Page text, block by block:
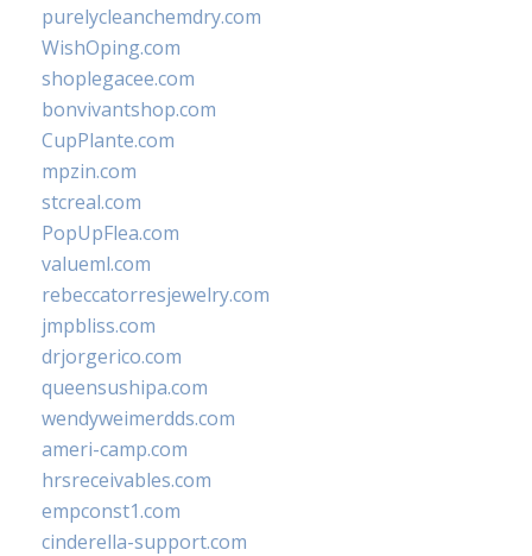
purelycleanchemdry.com
WishOping.com
shoplegacee.com
bonvivantshop.com
CupPlante.com
mpzin.com
stcreal.com
PopUpFlea.com
valueml.com
rebeccatorresjewelry.com
jmpbliss.com
drjorgerico.com
queensushipa.com
wendyweimerdds.com
ameri-camp.com
hrsreceivables.com
empconst1.com
cinderella-support.com